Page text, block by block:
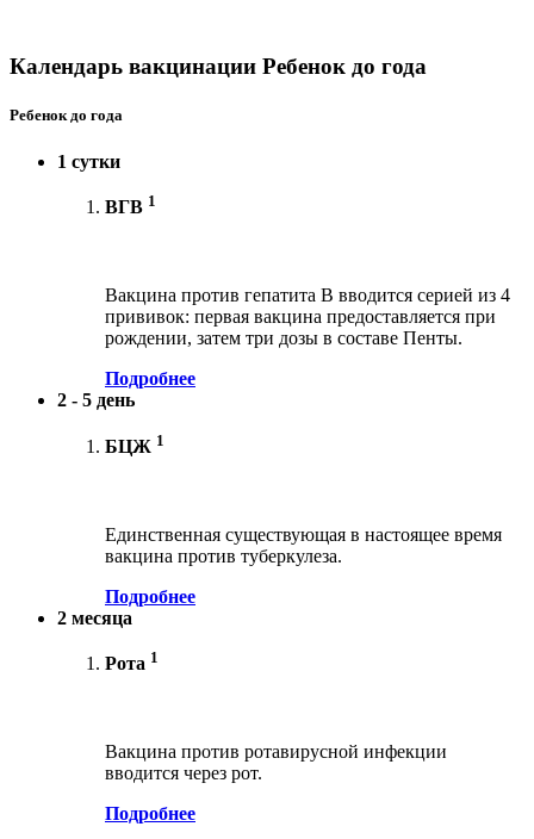
Календарь вакцинации Ребенок до года
Ребенок до года
1 сутки
ВГВ 1
Вакцина против гепатита В вводится серией из 4
прививок: первая вакцина предоставляется при
рождении, затем три дозы в составе Пенты.
Подробнее
2 - 5 день
БЦЖ 1
Единственная существующая в настоящее время
вакцина против туберкулеза.
Подробнее
2 месяца
Рота 1
Вакцина против ротавирусной инфекции
вводится через рот.
Подробнее